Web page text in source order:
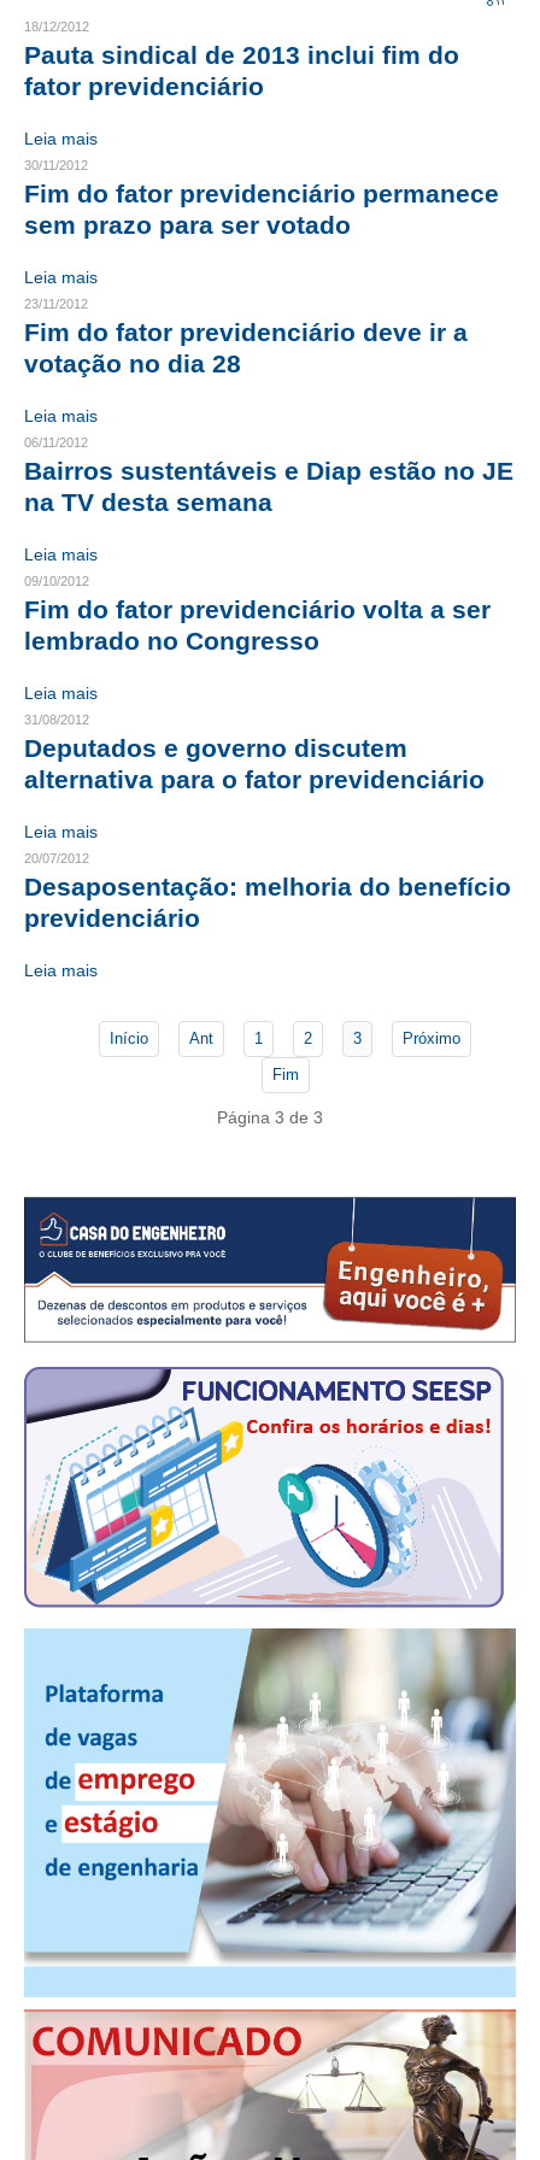
CRESCE BRASIL
CONSELHO TECNOLÓGICO
HISTÓRICO E ATUAÇÃO
COMPOSIÇÃO
CONSELHOS ASSESSORES
PERSONALIDADES DA TECNOLOGIA
NÚCLEO DA MULHER ENGENHEIRA
JURÍDICO
CONSULTORIA
CONTRIBUIÇÕES
CONTRIBUIÇÃO ASSISTENCIAL
REVISÃO DE APOSENTADORIA
FGTS EXPURGOS
FGTS CORREÇÃO
LEGISLAÇÃO
LEI 4.950-A/1966 – PISO SALARIAL
LEI 5.194/1966 – REGULAMENTAÇÃO DA PROFISSÃO
RES 1.002/2002 – CÓDIGO DE ÉTICA
PISO SALARIAL
FIQUE POR DENTRO
OPORTUNIDADES
APRESENTAÇÃO
EMPREGO E ESTÁGIO
CARREIRA
AUTÔNOMOS E SERVIÇOS
NEWSLETTER
ENGENHEIRO EMPREENDEDOR
SEESP EDUCAÇÃO
PLATAFORMAS GRATUITAS
APOSENTADORIA
CONVÊNIOS
PLANO DE SAÚDE
SEESPPREV
18/12/2012
Pauta sindical de 2013 inclui fim do
fator previdenciário
Leia mais
30/11/2012
Fim do fator previdenciário permanece
sem prazo para ser votado
Leia mais
23/11/2012
Fim do fator previdenciário deve ir a
votação no dia 28
Leia mais
06/11/2012
Bairros sustentáveis e Diap estão no JE
na TV desta semana
Leia mais
09/10/2012
Fim do fator previdenciário volta a ser
lembrado no Congresso
Leia mais
31/08/2012
Deputados e governo discutem
alternativa para o fator previdenciário
Leia mais
20/07/2012
Desaposentação: melhoria do benefício
previdenciário
Leia mais
Início Ant 1 2 3
Próximo
Fim
Página 3 de 3